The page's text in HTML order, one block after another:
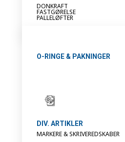
DONKRAFT
FASTGØRELSE
PALLELØFTER
O-RINGE & PAKNINGER
DIV. ARTIKLER
MARKERE & SKRIVEREDSKABER